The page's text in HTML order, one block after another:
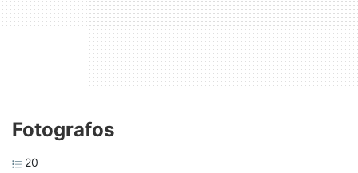
Fotografos
20